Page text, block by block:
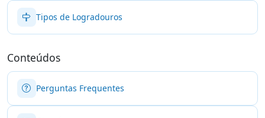
Tipos de Logradouros
Conteúdos
Perguntas Frequentes